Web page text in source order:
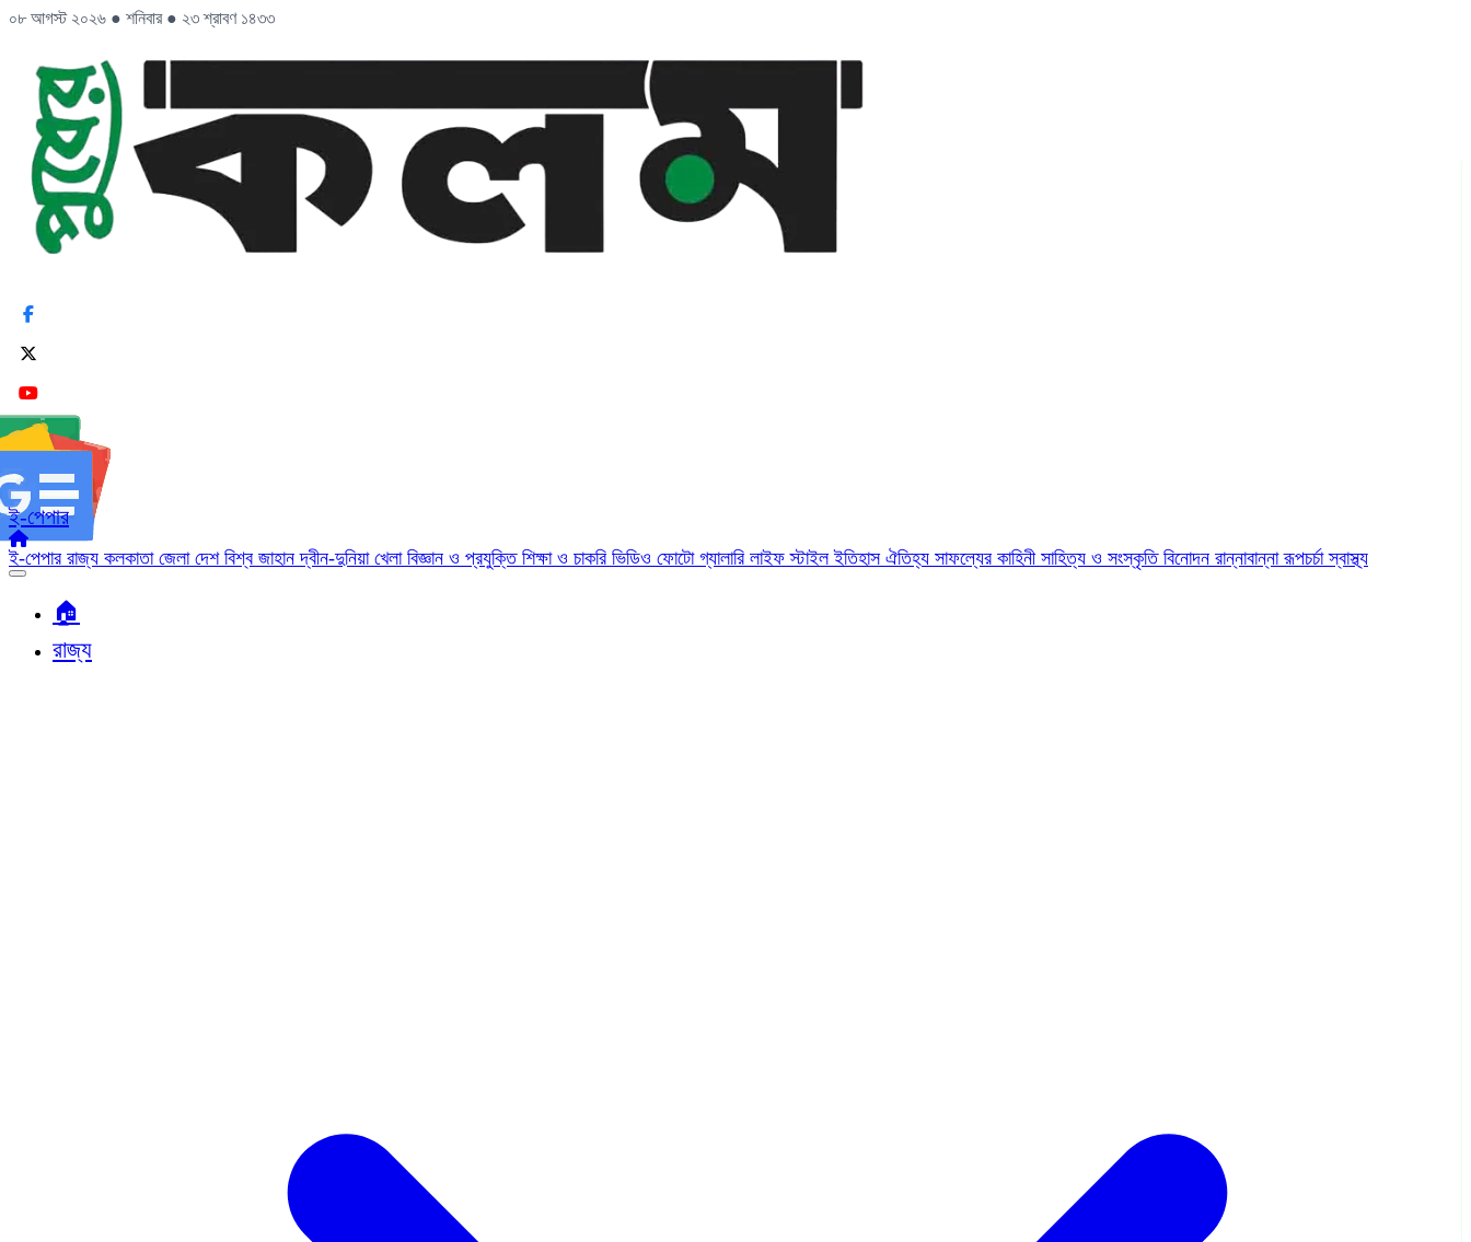
০৮ আগস্ট ২০২৬ ● শনিবার ● ২৩ শ্রাবণ ১৪৩৩
ই-পেপার
ই-পেপার রাজ্য কলকাতা জেলা দেশ বিশ্ব জাহানদ্বীন-দুনিয়া খেলা বিজ্ঞান ও প্রযুক্তি শিক্ষা ও চাকরি ভিডিও ফোটো গ্যালারি লাইফ স্টাইলইতিহাস ঐতিহ্য সাফল্যের কাহিনী সাহিত্য ও সংস্কৃতি বিনোদন রান্নাবান্নারূপচর্চাস্বাস্থ্য
🏠︎
রাজ্য